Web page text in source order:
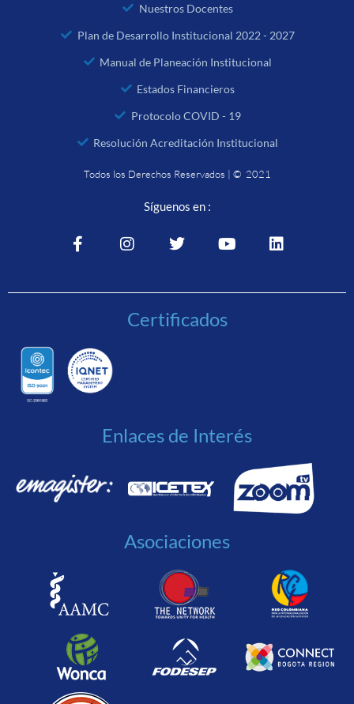
Nuestros Docentes
Plan de Desarrollo Institucional 2022 - 2027
Manual de Planeación Institucional
Estados Financieros
Protocolo COVID - 19
Resolución Acreditación Institucional
Todos los Derechos Reservados | © 2021
Síguenos en :
Certificados
Enlaces de Interés
Asociaciones